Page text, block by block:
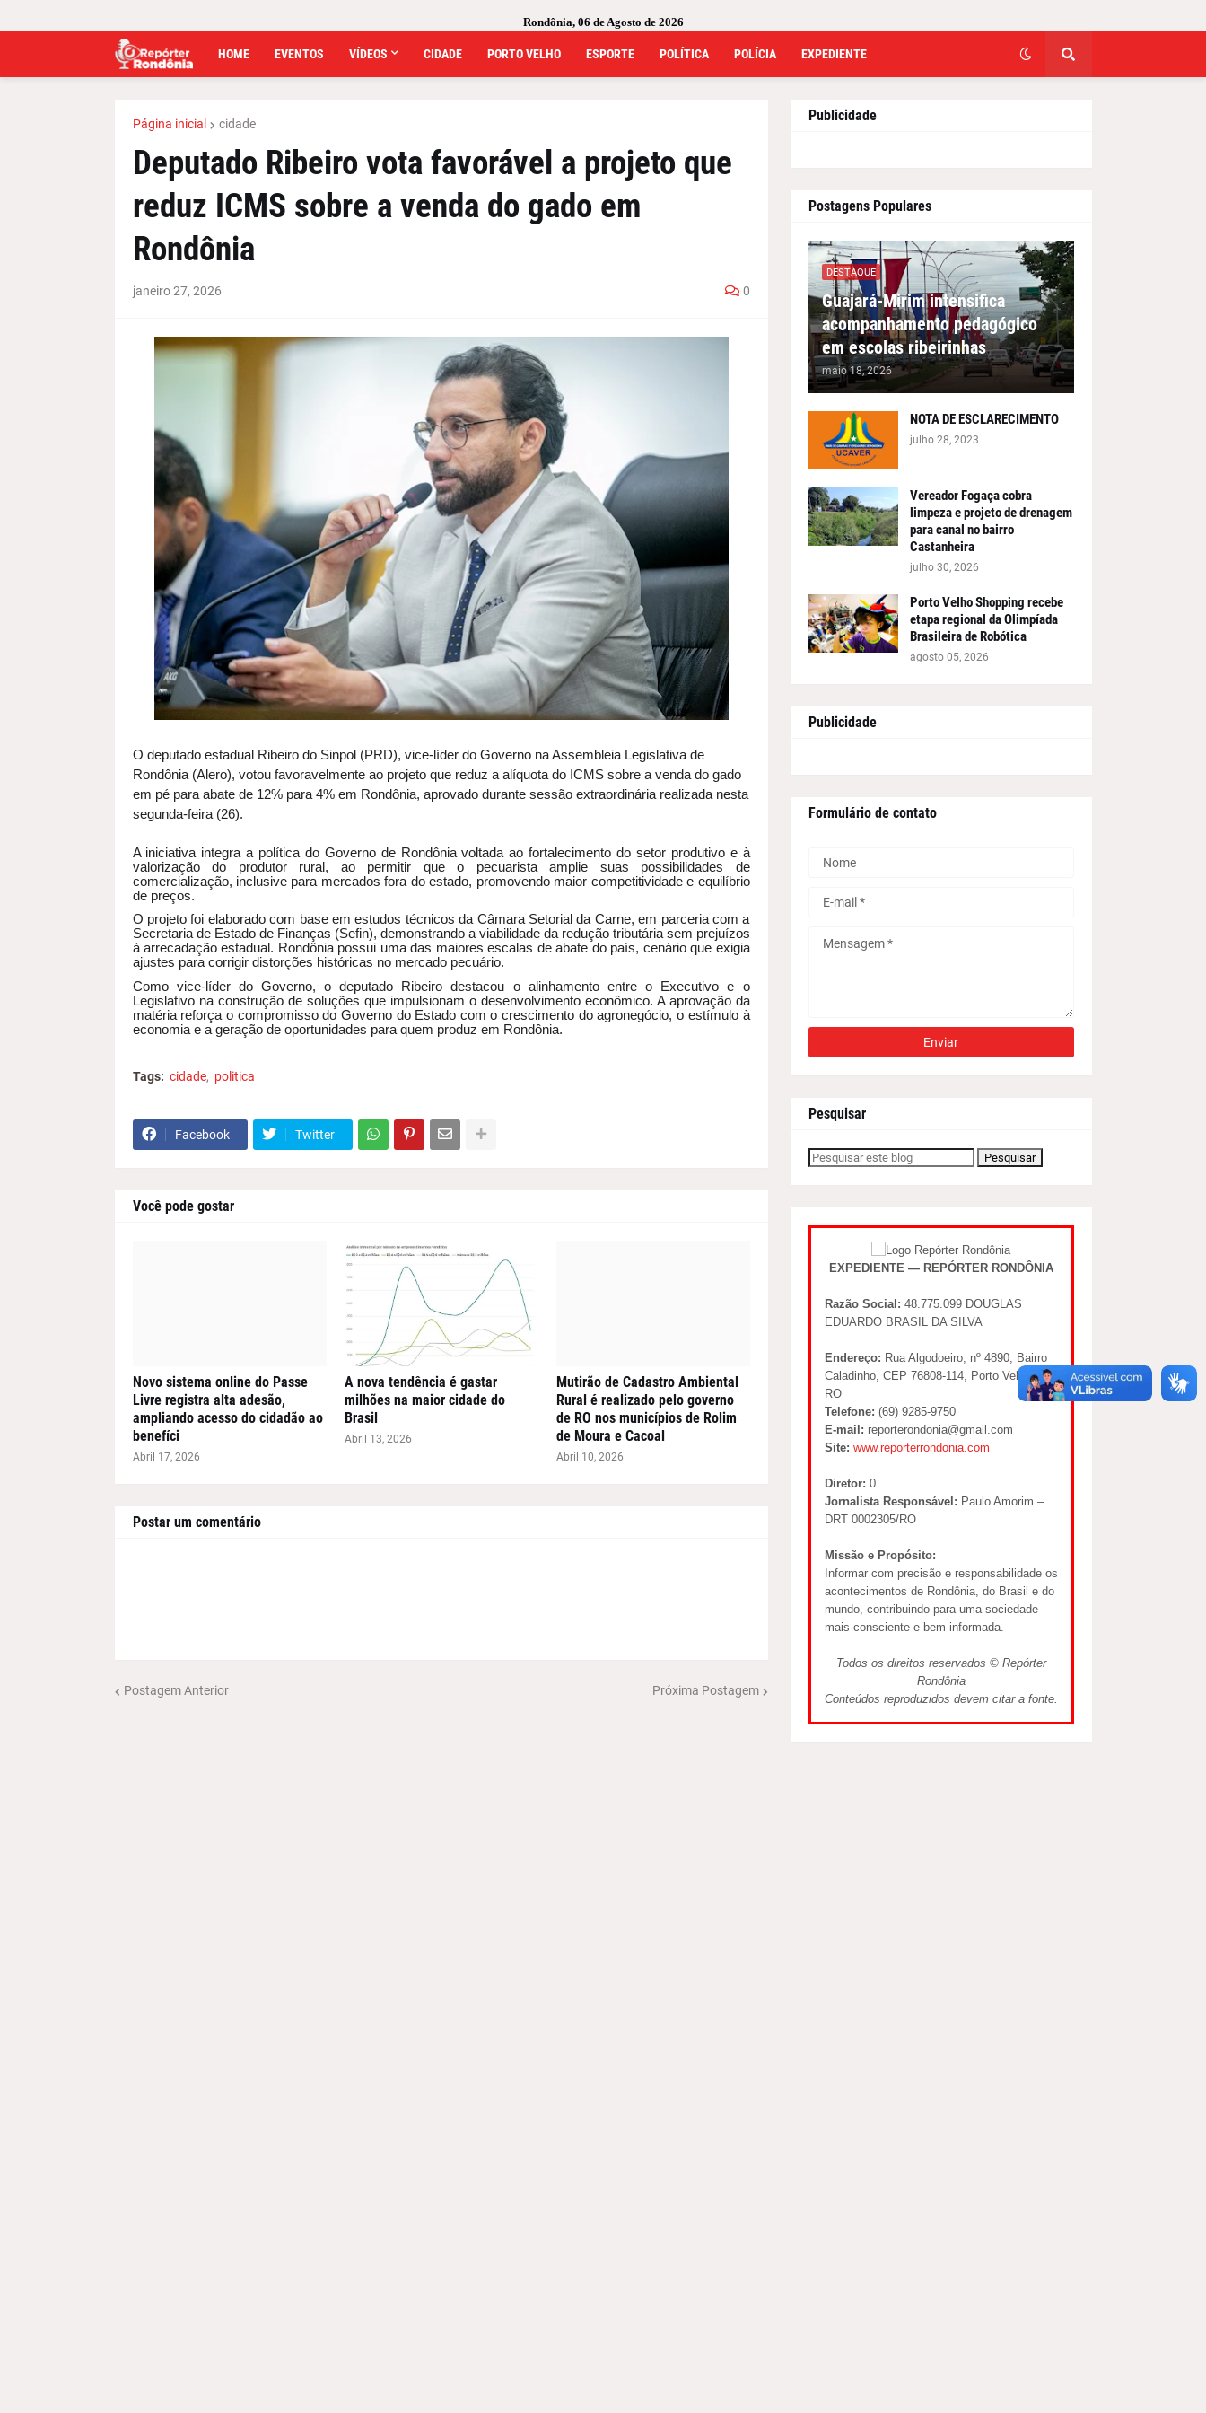
Rondônia, 06 de Agosto de 2026
HOME EVENTOS VÍDEOS CIDADE PORTO VELHO ESPORTE POLÍTICA POLÍCIA EXPEDIENTE
Página inicial cidade
Deputado Ribeiro vota favorável a projeto que
reduz ICMS sobre a venda do gado em
Rondônia
janeiro 27, 2026 0
O deputado estadual Ribeiro do Sinpol (PRD), vice-líder do Governo na Assembleia Legislativa de
Rondônia (Alero), votou favoravelmente ao projeto que reduz a alíquota do ICMS sobre a venda do gado
em pé para abate de 12% para 4% em Rondônia, aprovado durante sessão extraordinária realizada nesta
segunda-feira (26).
A iniciativa integra a política do Governo de Rondônia voltada ao fortalecimento do setor produtivo e à
valorização do produtor rural, ao permitir que o pecuarista amplie suas possibilidades de
comercialização, inclusive para mercados fora do estado, promovendo maior competitividade e equilíbrio
de preços.
O projeto foi elaborado com base em estudos técnicos da Câmara Setorial da Carne, em parceria com a
Secretaria de Estado de Finanças (Sefin), demonstrando a viabilidade da redução tributária sem prejuízos
à arrecadação estadual. Rondônia possui uma das maiores escalas de abate do país, cenário que exigia
ajustes para corrigir distorções históricas no mercado pecuário.
Como vice-líder do Governo, o deputado Ribeiro destacou o alinhamento entre o Executivo e o
Legislativo na construção de soluções que impulsionam o desenvolvimento econômico. A aprovação da
matéria reforça o compromisso do Governo do Estado com o crescimento do agronegócio, o estímulo à
economia e a geração de oportunidades para quem produz em Rondônia.
Tags: cidade politica
Facebook Twitter
Você pode gostar
Novo sistema online do Passe
Livre registra alta adesão,
ampliando acesso do cidadão ao
benefíci
Abril 17, 2026
A nova tendência é gastar
milhões na maior cidade do
Brasil
Abril 13, 2026
Mutirão de Cadastro Ambiental
Rural é realizado pelo governo
de RO nos municípios de Rolim
de Moura e Cacoal
Abril 10, 2026
Postar um comentário
Postagem Anterior Próxima Postagem
Publicidade
Postagens Populares
DESTAQUE
Guajará-Mirim intensifica
acompanhamento pedagógico
em escolas ribeirinhas
maio 18, 2026
NOTA DE ESCLARECIMENTO
julho 28, 2023
Vereador Fogaça cobra
limpeza e projeto de drenagem
para canal no bairro
Castanheira
julho 30, 2026
Porto Velho Shopping recebe
etapa regional da Olimpíada
Brasileira de Robótica
agosto 05, 2026
Publicidade
Formulário de contato
Pesquisar
EXPEDIENTE — REPÓRTER RONDÔNIA
Razão Social: 48.775.099 DOUGLAS
EDUARDO BRASIL DA SILVA
Endereço: Rua Algodoeiro, nº 4890, Bairro
Caladinho, CEP 76808-114, Porto Velho –
RO
Telefone: (69) 9285-9750
E-mail: reporterondonia@gmail.com
Site: www.reporterrondonia.com
Diretor: 0
Jornalista Responsável: Paulo Amorim –
DRT 0002305/RO
Missão e Propósito:
Informar com precisão e responsabilidade os
acontecimentos de Rondônia, do Brasil e do
mundo, contribuindo para uma sociedade
mais consciente e bem informada.
Todos os direitos reservados © Repórter
Rondônia
Conteúdos reproduzidos devem citar a fonte.